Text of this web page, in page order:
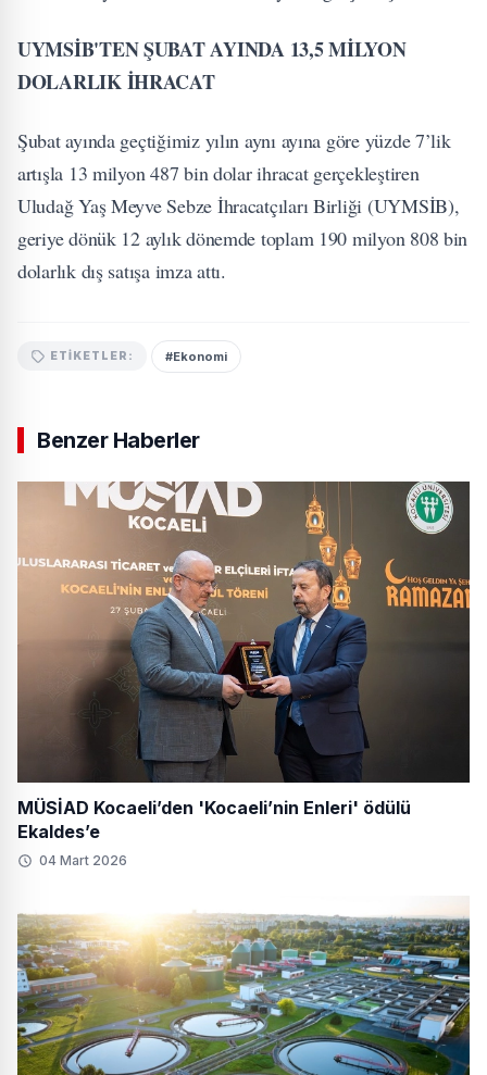
UYMSİB'TEN ŞUBAT AYINDA 13,5 MİLYON
DOLARLIK İHRACAT
Şubat ayında geçtiğimiz yılın aynı ayına göre yüzde 7’lik
artışla 13 milyon 487 bin dolar ihracat gerçekleştiren
Uludağ Yaş Meyve Sebze İhracatçıları Birliği (UYMSİB),
geriye dönük 12 aylık dönemde toplam 190 milyon 808 bin
dolarlık dış satışa imza attı.
ETIKETLER: #Ekonomi
Benzer Haberler
MÜSİAD Kocaeli’den 'Kocaeli’nin Enleri' ödülü
Ekaldes’e
04 Mart 2026